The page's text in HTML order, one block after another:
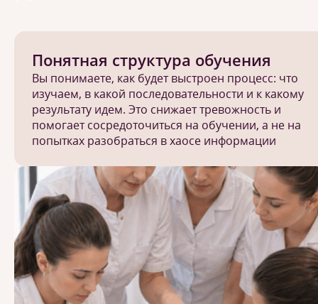
Понятная структура обучения
Вы понимаете, как будет выстроен процесс: что
изучаем, в какой последовательности и к какому
результату идем. Это снижает тревожность и
помогает сосредоточиться на обучении, а не на
попытках разобраться в хаосе информации